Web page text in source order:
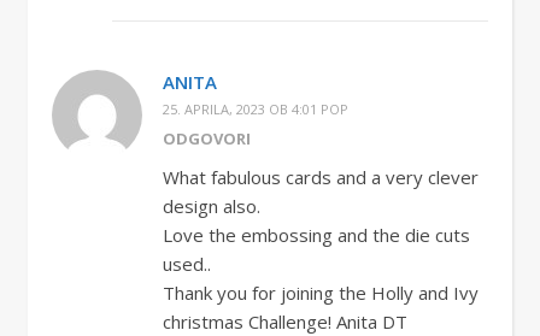
ANITA
25. APRILA, 2023 OB 4:01 POP
ODGOVORI
What fabulous cards and a very clever
design also.
Love the embossing and the die cuts
used..
Thank you for joining the Holly and Ivy
christmas Challenge! Anita DT